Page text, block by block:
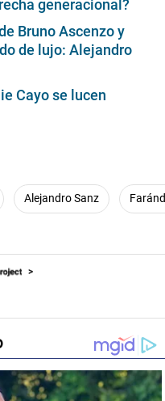
generacional?
Bruno Ascenzo y
de lujo: Alejandro
Cayo se lucen
Alejandro Sanz